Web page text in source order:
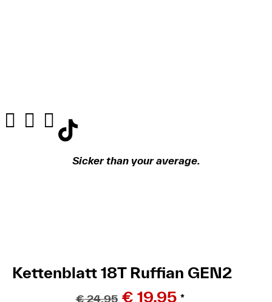
Sicker than your average.
Kettenblatt 18T Ruffian GEN2
€24,95 € 19,95 *